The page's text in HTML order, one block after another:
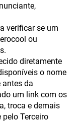
verificar se um
ou
diretamente
o nome
antes da
um link com os
troca e demais
Terceiro